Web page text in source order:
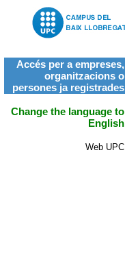
Accés per a empreses,
organitzacions o
persones ja registrades
Change the language to
English
Web UPC